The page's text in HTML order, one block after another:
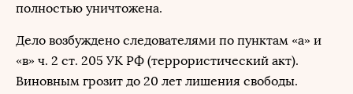
полностью уничтожена.
Дело возбуждено следователями по пунктам «а» и
«в» ч. 2 ст. 205 УК РФ (террористический акт).
Виновным грозит до 20 лет лишения свободы.